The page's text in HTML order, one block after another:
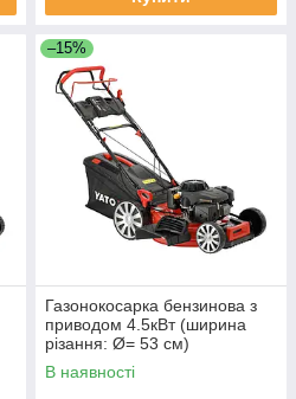
–15%
Газонокосарка бензинова з
приводом 4.5кВт (ширина
різання: Ø= 53 см)
травозбірник 62л Yato YT-
85533
В наявності